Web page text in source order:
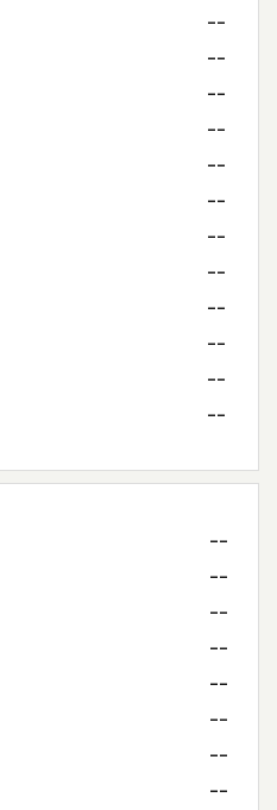
--
--
--
--
--
--
--
--
--
--
--
--
--
--
--
--
--
--
--
--